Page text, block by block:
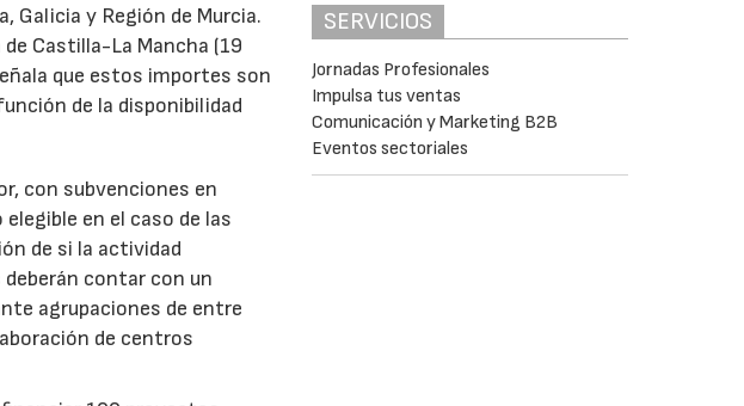
Galicia y Región de Murcia.
Castilla-La Mancha (19
que estos importes son
de la disponibilidad
con subvenciones en
en el caso de las
de si la actividad
contar con un
agrupaciones de entre
de centros
SERVICIOS
Jornadas Profesionales
Impulsa tus ventas
Comunicación y Marketing B2B
Eventos sectoriales